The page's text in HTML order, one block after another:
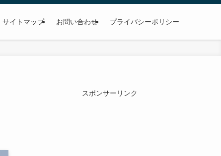
サイトマップ お問い合わせ プライバシーポリシー
スポンサーリンク